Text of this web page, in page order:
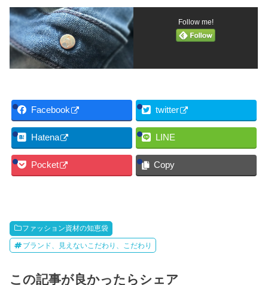
Follow me!
Facebook twitter
Hatena LINE
Pocket Copy
ファッション資材の知恵袋
ブランド、見えないこだわり、こだわり
この記事が良かったらシェア